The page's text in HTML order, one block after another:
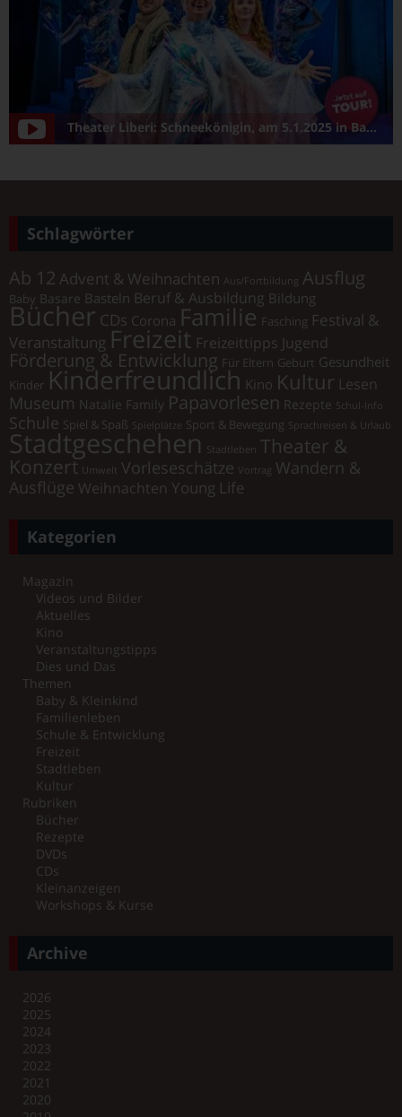
Theater Liberi: Schneekönigin, am 5.1.2025 in Bamberg/Konzerthalle
Schlagwörter
Ab 12 Advent & Weihnachten Aus/Fortbildung Ausflug
Baby Basare Basteln Beruf & Ausbildung Bildung
Bücher CDs Corona Familie Fasching Festival &
Veranstaltung Freizeit Freizeittipps Jugend
Förderung & Entwicklung Für Eltern Geburt Gesundheit
Kinder Kinderfreundlich Kino Kultur Lesen
Museum Natalie Family Papavorlesen Rezepte Schul-Info
Schule Spiel & Spaß Spielplätze Sport & Bewegung Sprachreisen & Urlaub
Stadtgeschehen Stadtleben Theater &
Konzert Umwelt Vorleseschätze Vortrag Wandern &
Ausflüge Weihnachten Young Life
Kategorien
Magazin
Videos und Bilder
Aktuelles
Kino
Veranstaltungstipps
Dies und Das
Themen
Baby & Kleinkind
Familienleben
Schule & Entwicklung
Freizeit
Stadtleben
Kultur
Rubriken
Bücher
Rezepte
DVDs
CDs
Kleinanzeigen
Workshops & Kurse
Archive
2026
2025
2024
2023
2022
2021
2020